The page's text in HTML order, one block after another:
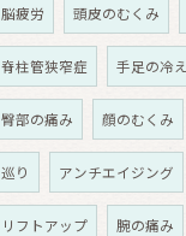
脳疲労 頭皮のむくみ
脊柱管狭窄症 手足の冷え
臀部の痛み 顔のむくみ
巡り アンチエイジング
リフトアップ 腕の痛み